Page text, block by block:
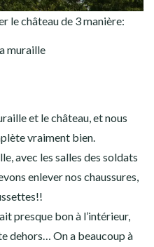
le château de 3 manière:
muraille
et le château, et nous
vraiment bien.
avec les salles des soldats
enlever nos chaussures,
presque bon à l’intérieur,
dehors… On a beaucoup à